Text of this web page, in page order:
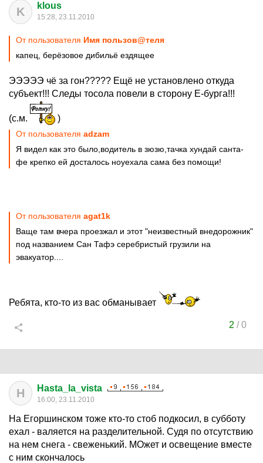
K klous
15:28, 23.11.2010
От пользователя Имя пользов@теля
капец, берёзовое дибильё ездящее
ЭЭЭЭЭ чё за гон????? Ещё не установлено откуда
субъект!!! Следы тосола повели в сторону Е-бурга!!!
(с.м. )
От пользователя adzam
Я видел как это было,водитель в зюзю,тачка хундай санта-
фе крепко ей досталось ноуехала сама без помощи!
От пользователя agat1k
Ваще там вчера проезжал и этот "неизвестный внедорожник"
под названием Сан Тафэ серебристый грузили на
эвакуатор....
Ребята, кто-то из вас обманывает
2 /0
H Hasta_la_vista
16:00, 23.11.2010
На Егоршинском тоже кто-то стоб подкосил, в субботу
ехал - валяется на разделительной. Судя по отсутствию
на нем снега - свеженький. МОжет и освещение вместе
с ним скончалось